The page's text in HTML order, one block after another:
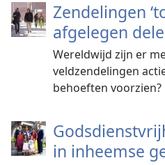
Zendelingen
afgelegen
Wereldwijd zijn er
veldzendelingen
behoeften voorzien?
in inheemse